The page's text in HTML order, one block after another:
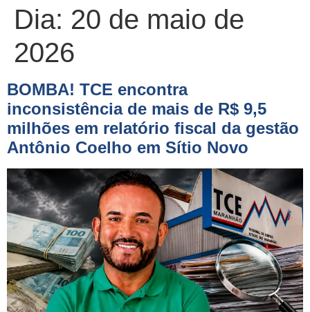
Dia: 20 de maio de
2026
BOMBA! TCE encontra
inconsistência de mais de R$ 9,5
milhões em relatório fiscal da gestão
Antônio Coelho em Sítio Novo